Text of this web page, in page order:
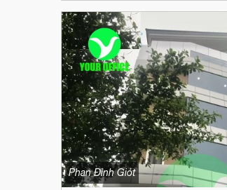
Phan Đình Giót